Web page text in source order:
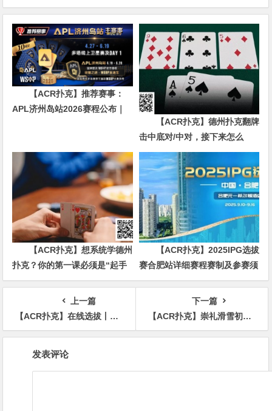
【ACR扑克】推荐赛事：
APL济州岛站2026赛程公布｜
【ACR扑克】德州扑克翻牌
击中底对/中对，接下来怎么
办？90%玩家都犯错的关键点！
【ACR扑克】想系统学德州
扑克？你的第一课必须是“起手
牌范围”
【ACR扑克】2025IPG选拔
赛合肥站详细赛程赛制及参赛须
知发布（更新版）
上一篇
【ACR扑克】在线选拔丨2023TJPT®线上选拔系列赛第三季将于11月15日至24日正式开启！
下一篇
【ACR扑克】崇礼滑雪初体验攻略 ,看这一篇就够了！
发表评论